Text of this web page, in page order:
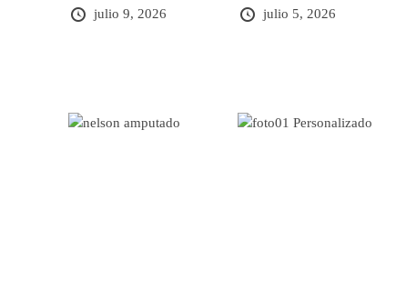
julio 9, 2026
julio 5, 2026